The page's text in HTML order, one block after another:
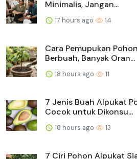
Minimalis, Jangan...
17 hours ago 14
Cara Pemupukan
Berbuah, Banyak Oran...
18 hours ago 11
7 Jenis Buah Alpukat
Cocok untuk Dikonsu...
18 hours ago 13
7 Ciri Pohon Alpukat